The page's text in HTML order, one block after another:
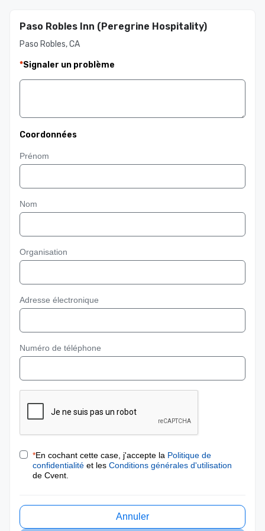
Paso Robles Inn (Peregrine Hospitality)
Paso Robles, CA
*Signaler un problème
Coordonnées
Prénom
Nom
Organisation
Adresse électronique
Numéro de téléphone
*En cochant cette case, j'accepte la Politique de
confidentialité et les Conditions générales d'utilisation
de Cvent.
Annuler